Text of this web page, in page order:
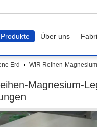
Produkte Über uns
Erd WIR Reihen-
Magnesium-